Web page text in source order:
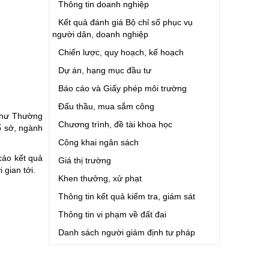
Thường
sở, ngành
kết quả
gian tới.
Thông tin doanh nghiệp
Kết quả đánh giá Bộ chỉ số phục vụ
người dân, doanh nghiệp
Chiến lược, quy hoạch, kế hoạch
Dự án, hạng mục đầu tư
Báo cáo và Giấy phép môi trường
Đấu thầu, mua sắm công
Chương trình, đề tài khoa học
Công khai ngân sách
Giá thị trường
Khen thưởng, xử phạt
Thông tin kết quả kiểm tra, giám sát
Thông tin vi phạm về đất đai
Danh sách người giám định tư pháp